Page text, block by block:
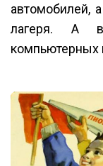
автомобилей,
лагеря. А